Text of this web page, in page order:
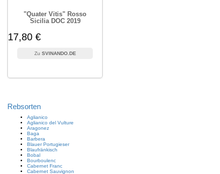
"Quater Vitis" Rosso
Sicilia DOC 2019
17,80 €
SVINANDO.DE
Rebsorten
Aglianico
Aglianico del Vulture
Aragonez
Baga
Barbera
Blauer Portugieser
Blaufränkisch
Bobal
Bourboulenc
Cabernet Franc
Cabernet Sauvignon